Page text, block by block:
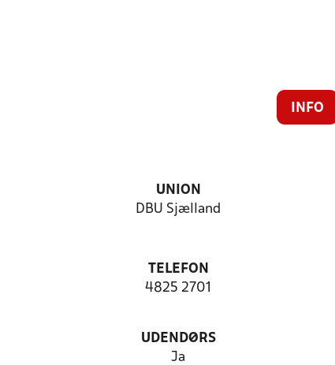
INFO
UNION
DBU Sjælland
TELEFON
4825 2701
UDENDØRS
Ja